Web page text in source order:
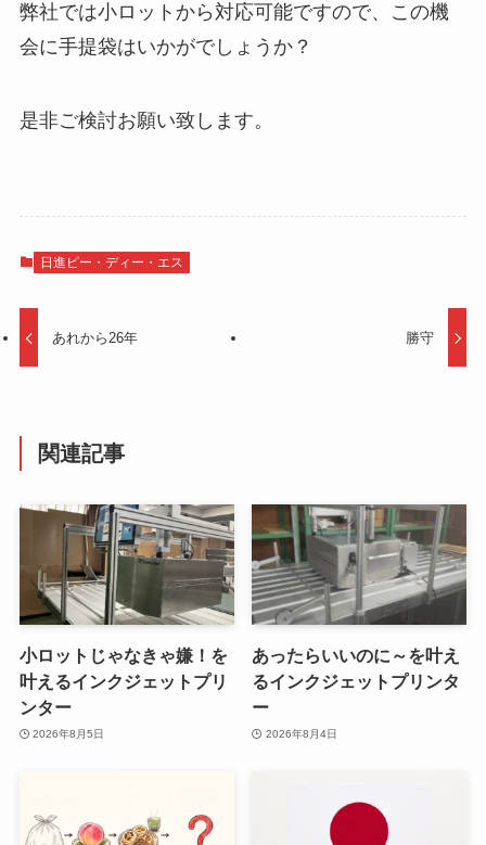
弊社では小ロットから対応可能ですので、この機
会に手提袋はいかがでしょうか？
是非ご検討お願い致します。
日進ピー・ディー・エス
あれから26年 勝守
関連記事
小ロットじゃなきゃ嫌！を
叶えるインクジェットプリ
ンター
2026年8月5日
あったらいいのに～を叶え
るインクジェットプリンタ
ー
2026年8月4日